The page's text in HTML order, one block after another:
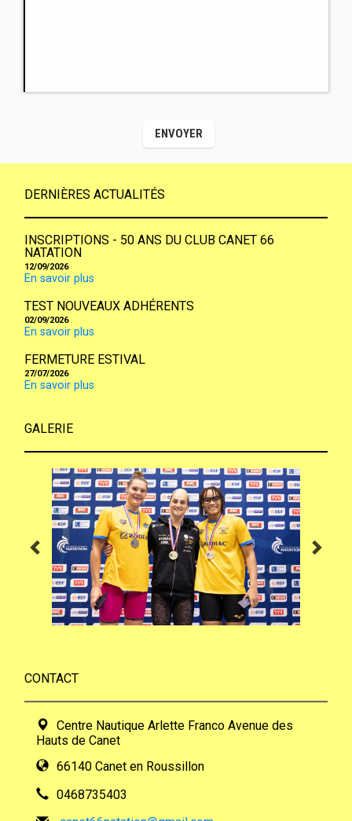
DERNIÈRES ACTUALITÉS
INSCRIPTIONS - 50 ANS DU CLUB CANET 66
NATATION
12/09/2026
En savoir plus
TEST NOUVEAUX ADHÉRENTS
02/09/2026
En savoir plus
FERMETURE ESTIVAL
27/07/2026
En savoir plus
GALERIE
CONTACT
Centre Nautique Arlette Franco Avenue des
Hauts de Canet
66140 Canet en Roussillon
0468735403